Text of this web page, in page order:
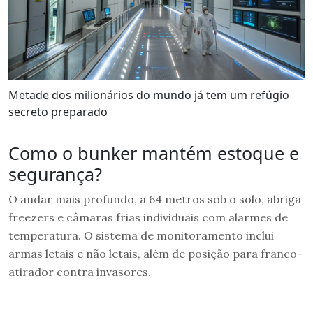
Metade dos milionários do mundo já tem um refúgio
secreto preparado
Como o bunker mantém estoque e
segurança?
O andar mais profundo, a 64 metros sob o solo, abriga
freezers e câmaras frias individuais com alarmes de
temperatura. O sistema de monitoramento inclui
armas letais e não letais, além de posição para franco-
atirador contra invasores.